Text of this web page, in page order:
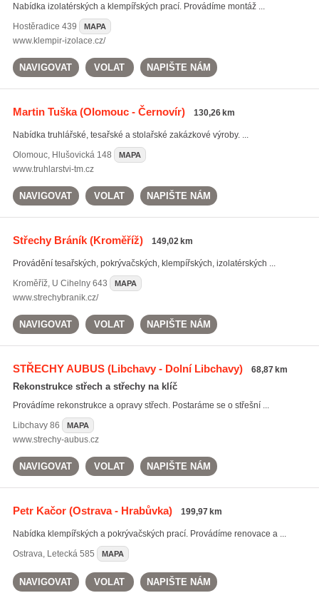
Nabídka izolatérských a klempířských prací. Provádíme montáž ...
Hostěradice 439 MAPA
www.klempir-izolace.cz/
NAVIGOVAT VOLAT NAPIŠTE NÁM
Martin Tuška(Olomouc - Černovír) 130,26 km
Nabídka truhlářské, tesařské a stolařské zakázkové výroby. ...
Olomouc, Hlušovická 148 MAPA
www.truhlarstvi-tm.cz
NAVIGOVAT VOLAT NAPIŠTE NÁM
Střechy Bráník(Kroměříž) 149,02 km
Provádění tesařských, pokrývačských, klempířských, izolatérských ...
Kroměříž, U Cihelny 643 MAPA
www.strechybranik.cz/
NAVIGOVAT VOLAT NAPIŠTE NÁM
STŘECHY AUBUS(Libchavy - Dolní Libchavy) 68,87 km
Rekonstrukce střech a střechy na klíč
Provádíme rekonstrukce a opravy střech. Postaráme se o střešní ...
Libchavy86 MAPA
www.strechy-aubus.cz
NAVIGOVAT VOLAT NAPIŠTE NÁM
Petr Kačor(Ostrava - Hrabůvka) 199,97 km
Nabídka klempířských a pokrývačských prací. Provádíme renovace a ...
Ostrava, Letecká 585 MAPA
NAVIGOVAT VOLAT NAPIŠTE NÁM